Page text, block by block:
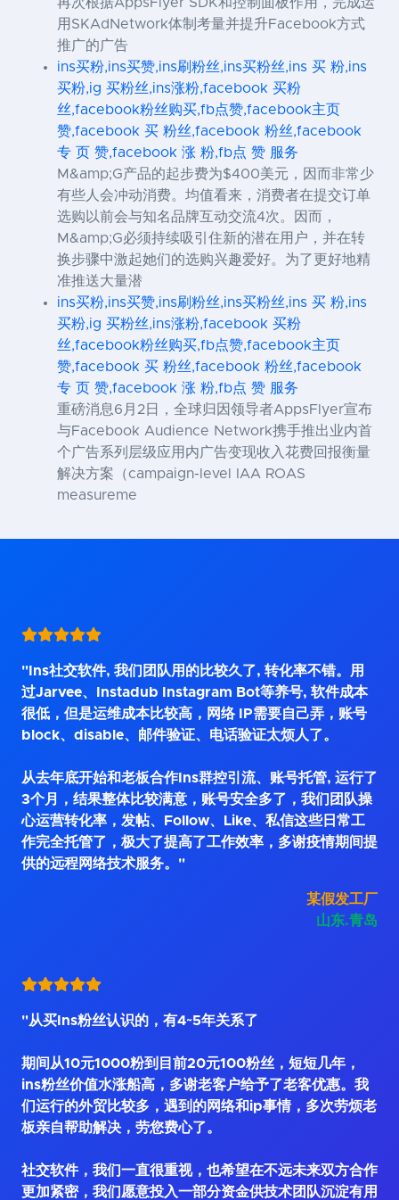
用SKAdNetwork体制考量并提升Facebook方式
推广的广告
ins买粉,ins买赞,ins刷粉丝,ins买粉丝,ins 买 粉,ins
买粉,ig 买粉丝,ins涨粉,facebook 买粉
丝,facebook粉丝购买,fb点赞,facebook主页
赞,facebook 买 粉丝,facebook 粉丝,facebook
专 页 赞,facebook 涨 粉,fb点 赞 服务
M&amp;G产品的起步费为$400美元，因而非常少
有些人会冲动消费。均值看来，消费者在提交订单
选购以前会与知名品牌互动交流4次。因而，
M&amp;G必须持续吸引住新的潜在用户，并在转
换步骤中激起她们的选购兴趣爱好。为了更好地精
准推送大量潜
ins买粉,ins买赞,ins刷粉丝,ins买粉丝,ins 买 粉,ins
买粉,ig 买粉丝,ins涨粉,facebook 买粉
丝,facebook粉丝购买,fb点赞,facebook主页
赞,facebook 买 粉丝,facebook 粉丝,facebook
专 页 赞,facebook 涨 粉,fb点 赞 服务
重磅消息6月2日，全球归因领导者AppsFlyer宣布
与Facebook Audience Network携手推出业内首
个广告系列层级应用内广告变现收入花费回报衡量
解决方案（campaign-level IAA ROAS
measureme
"Ins社交软件, 我们团队用的比较久了, 转化率不错。用
过Jarvee、Instadub Instagram Bot等养号, 软件成本
很低，但是运维成本比较高，网络 IP需要自己弄，账号
block、disable、邮件验证、电话验证太烦人了。
从去年底开始和老板合作Ins群控引流、账号托管, 运行了
3个月，结果整体比较满意，账号安全多了，我们团队操
心运营转化率，发帖、Follow、Like、私信这些日常工
作完全托管了，极大了提高了工作效率，多谢疫情期间提
供的远程网络技术服务。"
某假发工厂
山东.青岛
"从买Ins粉丝认识的，有4~5年关系了
期间从10元1000粉到目前20元100粉丝，短短几年，
ins粉丝价值水涨船高，多谢老客户给予了老客优惠。我
们运行的外贸比较多，遇到的网络和ip事情，多次劳烦老
板亲自帮助解决，劳您费心了。
社交软件，我们一直很重视，也希望在不远未来双方合作
更加紧密，我们愿意投入一部分资金供技术团队沉淀有用